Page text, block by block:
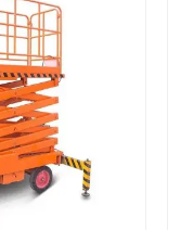
и оплата